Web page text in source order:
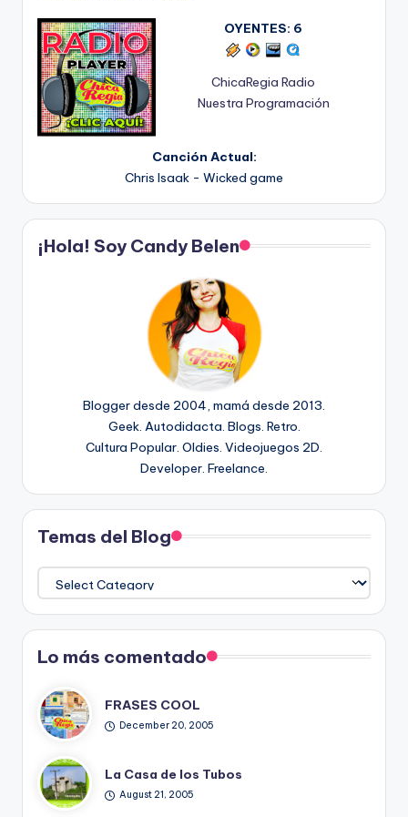
OYENTES: 6
ChicaRegia Radio
Nuestra Programación
Canción Actual:
Chris Isaak - Wicked game
¡Hola! Soy Candy Belen
Blogger desde 2004, mamá desde 2013.
Geek. Autodidacta. Blogs. Retro.
Cultura Popular. Oldies. Videojuegos 2D.
Developer. Freelance.
Temas del Blog
Temas
del
Blog
Lo más comentado
FRASES COOL
December 20, 2005
La Casa de los Tubos
August 21, 2005